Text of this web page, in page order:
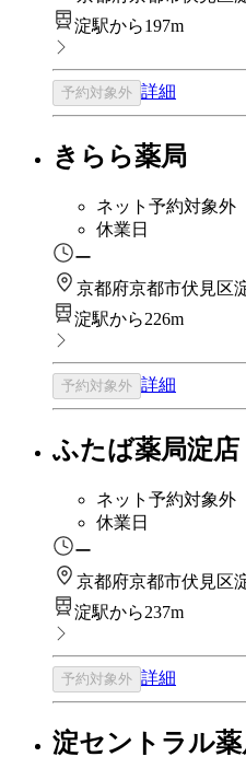
淀駅から197m
予約対象外 詳細
きらら薬局
ネット予約対象外
休業日
ー
京都府京都市伏見区
淀駅から226m
予約対象外 詳細
ふたば薬局淀店
ネット予約対象外
休業日
ー
京都府京都市伏見区
淀駅から237m
予約対象外 詳細
淀セントラル薬